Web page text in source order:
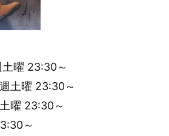
曜 23:30～
土曜 23:30～
曜 23:30～
～